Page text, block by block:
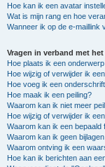
Hoe kan ik een avatar
Wat is mijn rang en hoe
Wanneer ik op de e-maillink
Vragen in verband met
Hoe plaats ik een
Hoe wijzig of verwijder ik
Hoe voeg ik een
Hoe maak ik een peiling?
Waarom kan ik niet meer
Hoe wijzig of verwijder ik
Waarom kan ik een bepaald
Waarom kan ik geen
Waarom ontving ik een
Hoe kan ik berichten aan